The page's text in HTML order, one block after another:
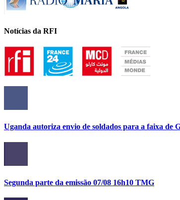
Notícias da RFI
Uganda autoriza envio de soldados para a faixa de
Segunda parte da emissão 07/08 16h10 TMG